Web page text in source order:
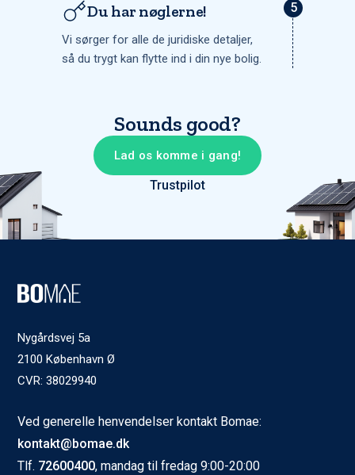
Du har nøglerne!
Vi sørger for alle de juridiske detaljer,
så du trygt kan flytte ind i din nye bolig.
Sounds good?
Lad os komme i gang!
Trustpilot
Nygårdsvej 5a
2100 København Ø
CVR: 38029940
Ved generelle henvendelser kontakt Bomae:
kontakt@bomae.dk
Tlf. 72600400, mandag til fredag 9:00-20:00